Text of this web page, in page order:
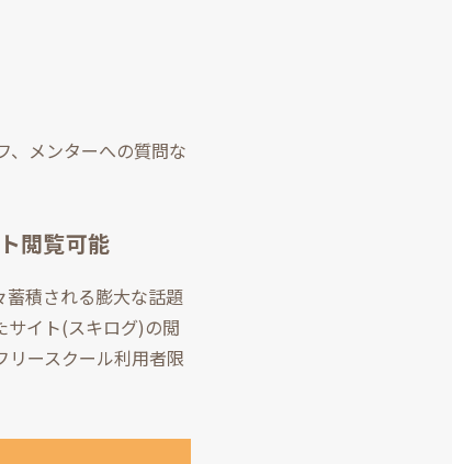
、メンターへの質問な
閲覧可能
積される膨大な話題
サイト(スキログ)の閲
リースクール利用者限